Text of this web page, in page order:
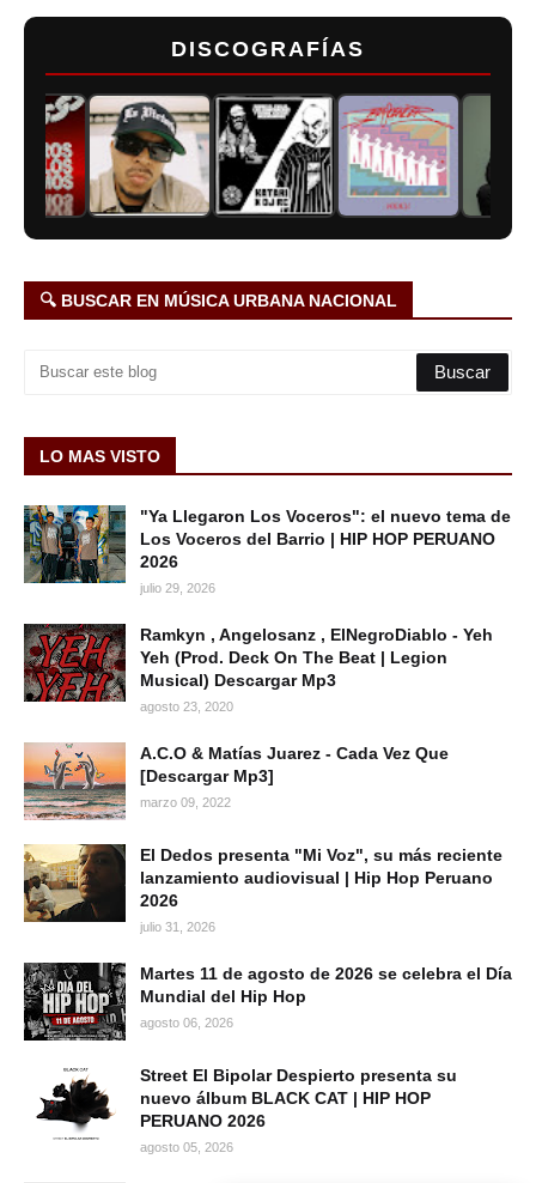
DISCOGRAFÍAS
🔍 BUSCAR EN MÚSICA URBANA NACIONAL
LO MAS VISTO
"Ya Llegaron Los Voceros": el nuevo tema de
Los Voceros del Barrio | HIP HOP PERUANO
2026
julio 29, 2026
Ramkyn , Angelosanz , ElNegroDiablo - Yeh
Yeh (Prod. Deck On The Beat | Legion
Musical) Descargar Mp3
agosto 23, 2020
A.C.O & Matías Juarez - Cada Vez Que
[Descargar Mp3]
marzo 09, 2022
El Dedos presenta "Mi Voz", su más reciente
lanzamiento audiovisual | Hip Hop Peruano
2026
julio 31, 2026
Martes 11 de agosto de 2026 se celebra el Día
Mundial del Hip Hop
agosto 06, 2026
Street El Bipolar Despierto presenta su
nuevo álbum BLACK CAT | HIP HOP
PERUANO 2026
agosto 05, 2026